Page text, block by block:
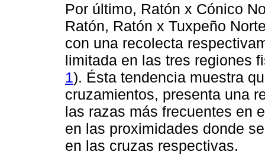
Por último, Ratón x Cónico
Ratón, Ratón x Tuxpeño
con una recolecta
limitada en las tres regiones
1). Ésta tendencia muestra
cruzamientos, presenta una
las razas más frecuentes en
en las proximidades donde
en las cruzas respectivas.